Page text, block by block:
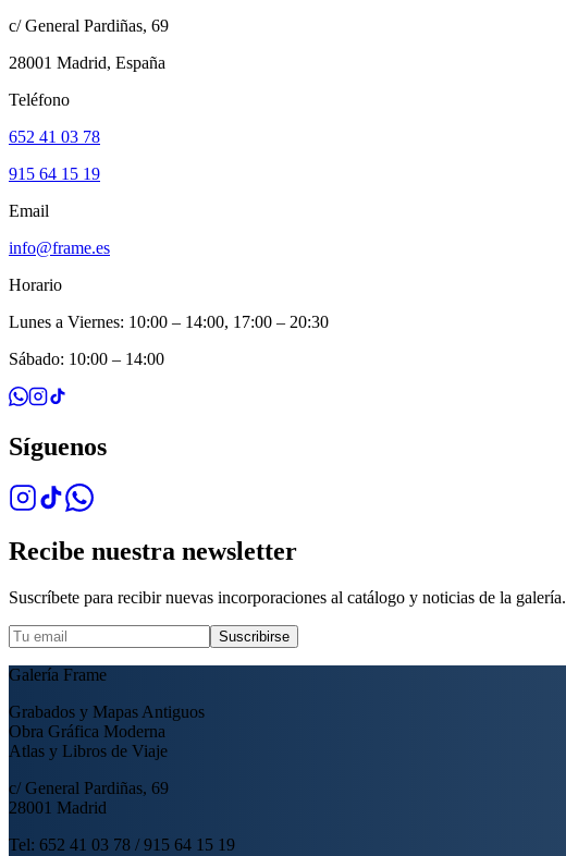
c/ General Pardiñas, 69
28001 Madrid, España
Teléfono
652 41 03 78
915 64 15 19
Email
info@frame.es
Horario
Lunes a Viernes: 10:00 – 14:00, 17:00 – 20:30
Sábado: 10:00 – 14:00
Síguenos
Recibe nuestra newsletter
Suscríbete para recibir nuevas incorporaciones al catálogo y noticias de la galería.
Suscribirse
Galería Frame
Grabados y Mapas Antiguos
Obra Gráfica Moderna
Atlas y Libros de Viaje
c/ General Pardiñas, 69
28001 Madrid
Tel: 652 41 03 78 / 915 64 15 19